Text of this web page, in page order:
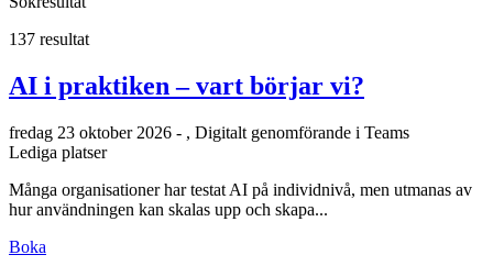
137 resultat
AI i praktiken – vart börjar vi?
fredag 23 oktober 2026 - , Digitalt genomförande i Teams
Lediga platser
Många organisationer har testat AI på individnivå, men utmanas av
hur användningen kan skalas upp och skapa...
Boka